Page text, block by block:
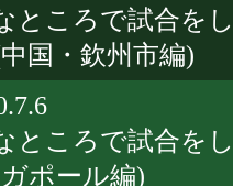
ところで試合を
国・欽州市編)
ところで試合を
ポール編)